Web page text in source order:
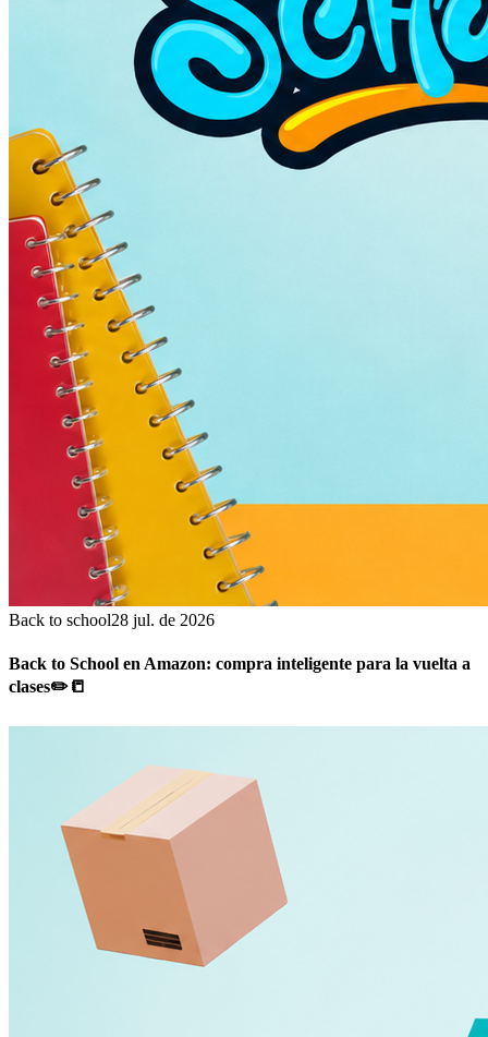
Back to school28 jul. de 2026
Back to School en Amazon: compra inteligente para la vuelta a
clases✏️📒